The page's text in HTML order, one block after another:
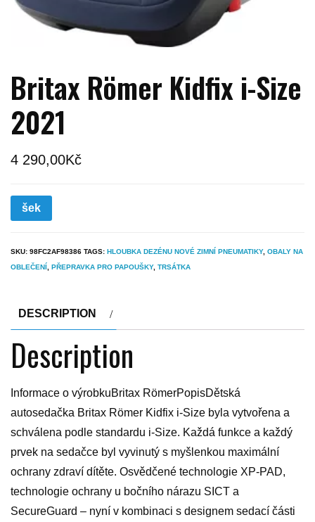
Britax Römer Kidfix i-Size
2021
4 290,00Kč
šek
SKU: 98FC2AF98386 TAGS: HLOUBKA DEZÉNU NOVÉ ZIMNÍ PNEUMATIKY, OBALY NA
OBLEČENÍ PŘEPRAVKA PRO PAPOUŠKY, TRSÁTKA
DESCRIPTION
Description
Informace o výrobkuBritax RömerPopisDětská
autosedačka Britax Römer Kidfix i-Size byla vytvořena a
schválena podle standardu i-Size. Každá funkce a každý
prvek na sedačce byl vyvinutý s myšlenkou maximální
ochrany zdraví dítěte. Osvědčené technologie XP-PAD,
technologie ochrany u bočního nárazu SICT a
SecureGuard – nyní v kombinaci s designem sedací části